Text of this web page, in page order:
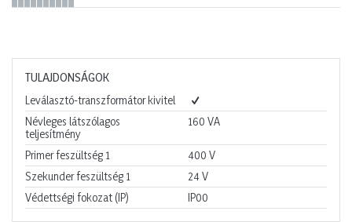
TULAJDONSÁGOK
Leválasztó-transzformátor kivitel
Névleges látszólagos
teljesítmény
160 VA
Primer feszültség 1 400 V
Szekunder feszültség 1
24V
Védettségi fokozat (IP)
IP00